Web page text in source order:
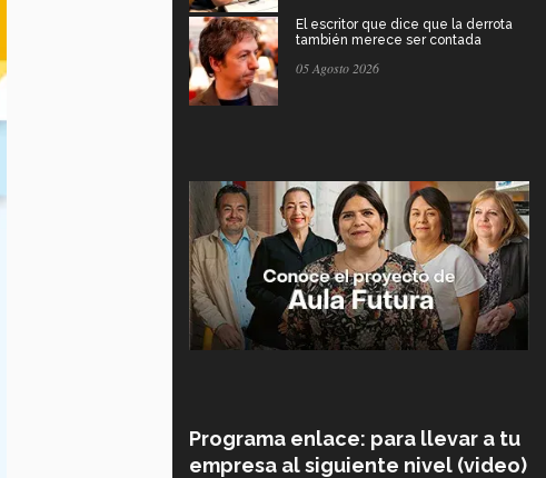
El escritor que dice que la derrota
también merece ser contada
05 Agosto 2026
Programa enlace: para llevar a tu
empresa al siguiente nivel (video)